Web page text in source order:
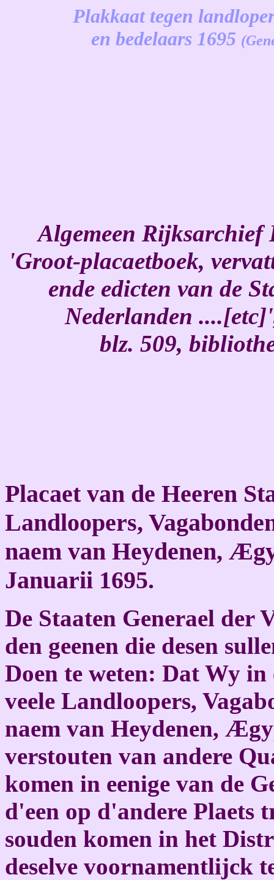
Plakkaat tegen
en bedelaars 1695
Algemeen Rijksarchief
'Groot-placaetboek,
ende edicten van de
Nederlanden
blz. 509,
Placaet van de Heeren
Landloopers,
naem van Heydenen,
Januarii 1695.
De Staaten Generael der
den geenen die desen
Doen te weten: Dat Wy
veele Landloopers,
naem van Heydenen,
verstouten van andere
komen in eenige van de
d'een op d'andere Plaets
souden komen in het
deselve voornamentlijck